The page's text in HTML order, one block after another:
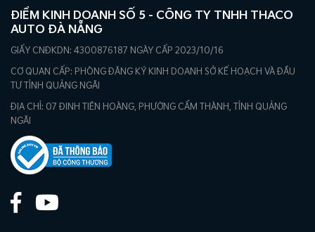
ĐIỂM KINH DOANH SỐ 5 - CÔNG TY TNHH THACO
AUTO ĐÀ NẴNG
GIẤY CNĐKDN: 4300876187 NGÀY CẤP 2023/10/16
CƠ QUAN CẤP: PHÒNG ĐĂNG KÝ KINH DOANH SỞ KẾ HOẠCH VÀ ĐẦU
TƯ TỈNH QUẢNG NGÃI
ĐỊA CHỈ: 07 ĐINH TIÊN HOÀNG, PHƯỜNG CẨM THÀNH, TỈNH QUẢNG
NGÃI